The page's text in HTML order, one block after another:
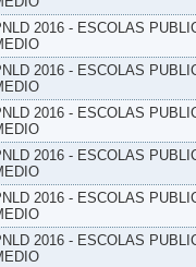
2016 - ESCOLAS
2016 - ESCOLAS
2016 - ESCOLAS
2016 - ESCOLAS
2016 - ESCOLAS
2016 - ESCOLAS